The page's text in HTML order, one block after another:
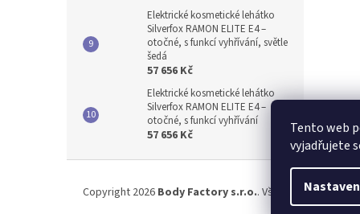
Tento web
vyjadřujete
Elektrické kosmetické lehátko
Silverfox RAMON ELITE E4 –
otočné, s funkcí vyhřívání, světle
šedá
57 656 Kč
Elektrické kosmetické lehátko
Silverfox RAMON ELITE E4 –
otočné, s funkcí vyhřívání
57 656 Kč
Copyright 2026 Body Factory s.r.o.. Všechna práva